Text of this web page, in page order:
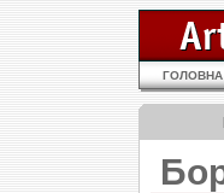
ГОЛОВНА